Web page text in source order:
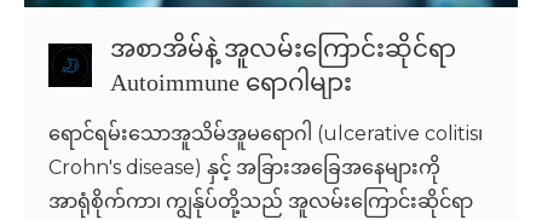
အစာအိမ်နဲ့ အူလမ်းကြောင်းဆိုင်ရာ
Autoimmune ရောဂါများ
ရောင်ရမ်းသောအူသိမ်အူမရောဂါ (ulcerative colitis၊
Crohn's disease) နှင့် အခြားအခြေအနေများကို
အာရုံစိုက်ကာ၊ ကျွန်ုပ်တို့သည် အူလမ်းကြောင်းဆိုင်ရာ